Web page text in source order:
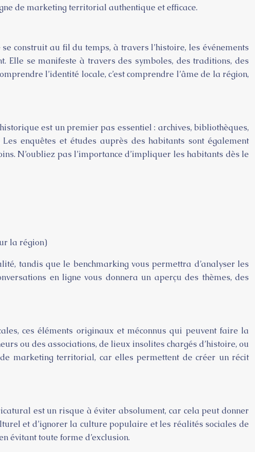
de marketing territorial authentique et efficace.
construit au fil du temps, à travers l’histoire, les événements
Elle se manifeste à travers des symboles, des traditions, des
l’identité locale, c’est comprendre l’âme de la région,
est un premier pas essentiel : archives, bibliothèques,
enquêtes et études auprès des habitants sont également
N’oubliez pas l’importance d’impliquer les habitants dès le
la région)
tandis que le benchmarking vous permettra d’analyser les
en ligne vous donnera un aperçu des thèmes, des
ces éléments originaux et méconnus qui peuvent faire la
ou des associations, de lieux insolites chargés d’histoire, ou
marketing territorial, car elles permettent de créer un récit
est un risque à éviter absolument, car cela peut donner
et d’ignorer la culture populaire et les réalités sociales de
évitant toute forme d’exclusion.